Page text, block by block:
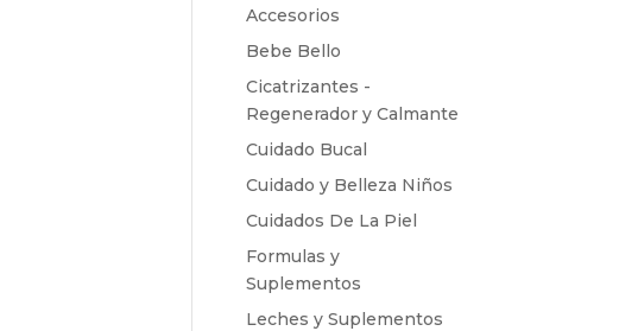
Accesorios
Bebe Bello
Cicatrizantes -
Regenerador y Calmante
Cuidado Bucal
Cuidado y Belleza Niños
Cuidados De La Piel
Formulas y
Suplementos
Leches y Suplementos